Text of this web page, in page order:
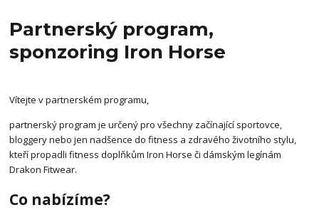
Partnerský program,
sponzoring Iron Horse
Vítejte v partnerském programu,
partnerský program je určený pro všechny začínající sportovce,
bloggery nebo jen nadšence do fitness a zdravého životního stylu,
kteří propadli fitness doplňkům Iron Horse či dámským legínám
Drakon Fitwear.
Co nabízíme?